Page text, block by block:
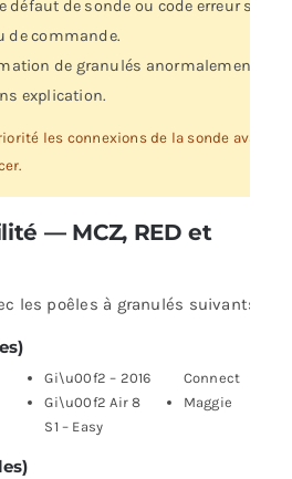
défaut de sonde ou code erreur sur
de commande.
de granulés anormalement
explication.
les connexions de la sonde avant
— MCZ, RED et
les poêles à granulés suivants :
Gi\u00f2 – 2016
Gi\u00f2 Air 8
S1 – Easy
Connect
Maggie